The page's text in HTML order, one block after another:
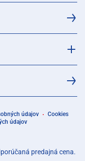
údajov
Cookies
údajov
predajná cena.